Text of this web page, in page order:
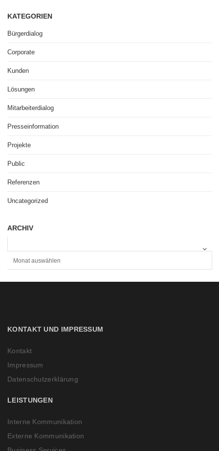
KATEGORIEN
Bürgerdialog
Corporate
Kunden
Lösungen
Mitarbeiterdialog
Presseinformation
Projekte
Public
Referenzen
Uncategorized
ARCHIV
C
H
KONTAKT UND IMPRESSUM
Kontakt
Impressum
Datenschutzerklärung
LEISTUNGEN
Interne Kommunikation
Externe Kommunikation